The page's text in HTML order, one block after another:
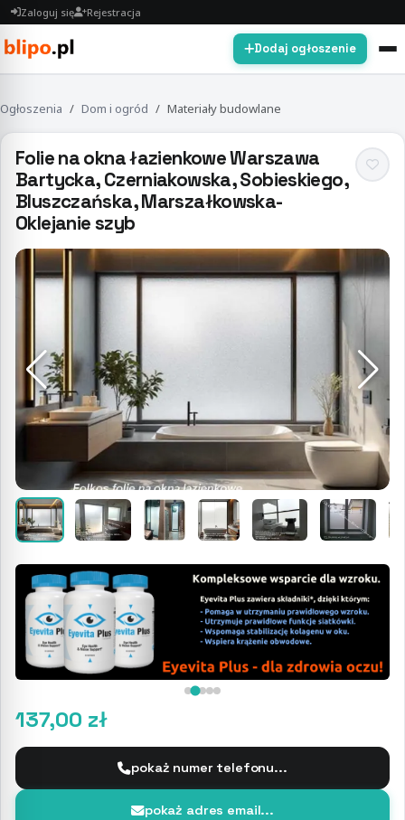
Zaloguj się Rejestracja
Dodaj ogłoszenie
Ogłoszenia Dom i ogród Materiały budowlane
Folie na okna łazienkowe Warszawa
Bartycka, Czerniakowska, Sobieskiego,
Bluszczańska, Marszałkowska-
Oklejanie szyb
137,00 zł
pokaż numer telefonu...
pokaż adres email...